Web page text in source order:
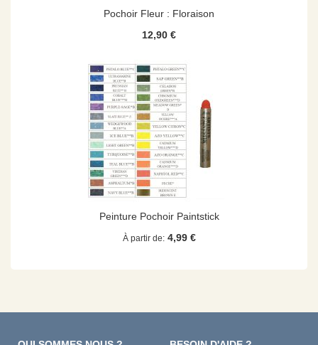
Pochoir Fleur : Floraison
12,90 €
Peinture Pochoir Paintstick
À partir de 4,99 €